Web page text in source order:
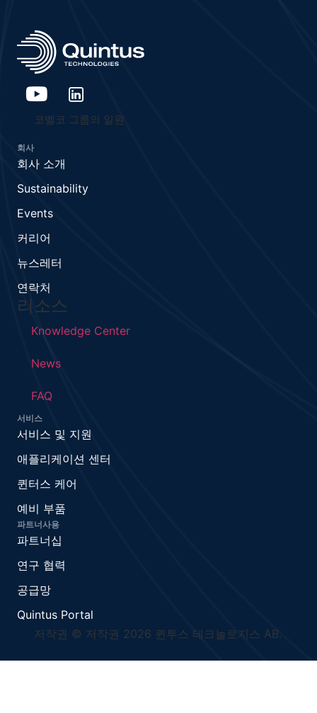
코벨코 그룹의 일원
회사
회사 소개
Sustainability
Events
커리어
뉴스레터
연락처
리소스
Knowledge Center
News
FAQ
서비스
서비스 및 지원
애플리케이션 센터
퀸터스 케어
예비 부품
파트너사용
파트너십
연구 협력
공급망
Quintus Portal
저작권 © 저작권 2026 퀸투스 테크놀로지스 AB.